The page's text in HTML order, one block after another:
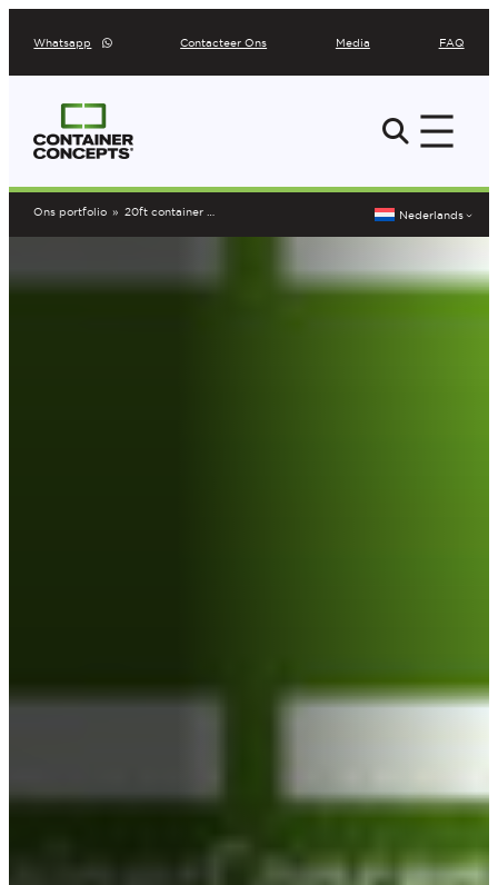
naar
inhoud
Whatsapp Contacteer Ons Media FAQ
Ons portfolio » 20ft container tuinhuis Aalter Nederlands